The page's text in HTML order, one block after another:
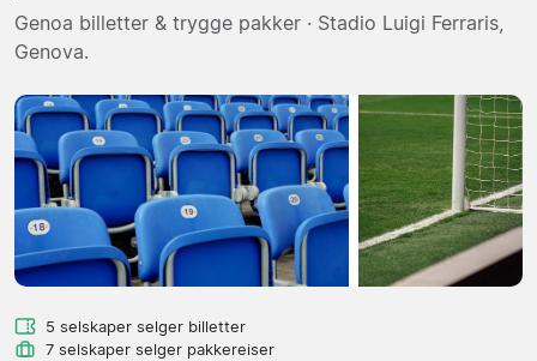
Reisebyråer
Genoa billetter & trygge pakker · Stadio Luigi Ferraris,
Genova.
5 selskaper selger billetter
7 selskaper selger pakkereiser